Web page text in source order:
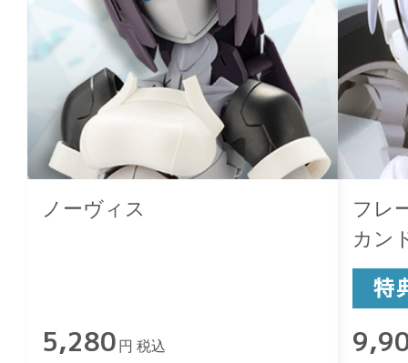
ノーヴィス
5,280 円 税込
フレ
カン